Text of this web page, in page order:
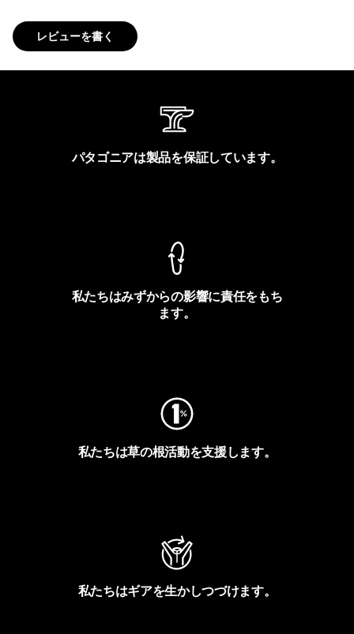
レビューを書く
パタゴニアは製品を保証しています。
私たちはみずからの影響に責任をもち
ます。
私たちは草の根活動を支援します。
私たちはギアを生かしつづけます。